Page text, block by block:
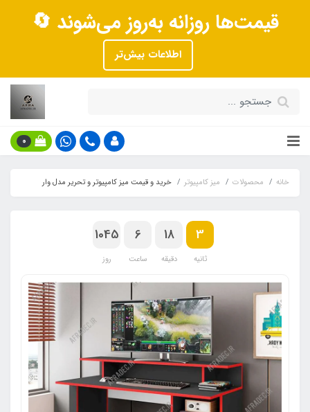
قیمت‌ها روزانه به‌روز می‌شوند 🔄
اطلاعات بیش‌تر
0
خانه محصولات میز کامپیوتر خرید و قیمت میز کامپیوتر و تحریر مدل وار
1045
روز
6
ساعت
18
دقیقه
2
ثانیه